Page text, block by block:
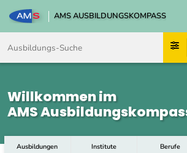
AMS AUSBILDUNGSKOMPASS
Willkommen im
AMS
Ausbildungen Institute Berufe